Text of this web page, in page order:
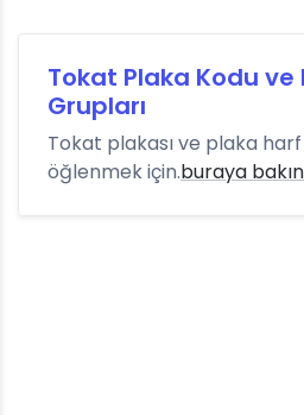
Tokat Plaka Kodu ve
Grupları
Tokat plakası ve plaka
öğlenmek için.buraya